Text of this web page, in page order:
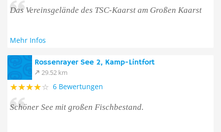
Das Vereinsgelände des TSC-Kaarst am Großen Kaarst
Mehr Infos
Rossenrayer See 2, Kamp-Lintfort
29.52 km
6 Bewertungen
Schöner See mit großen Fischbestand.